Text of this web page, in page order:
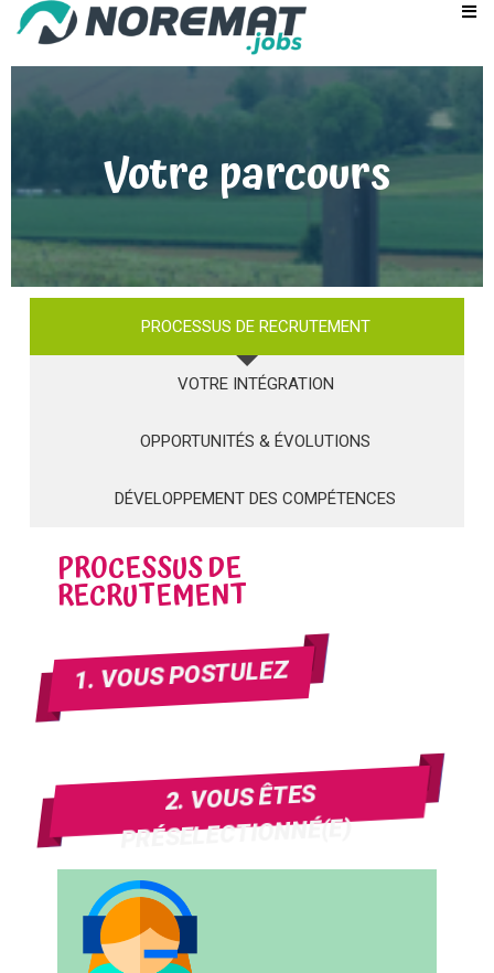
Votre parcours
PROCESSUS DE RECRUTEMENT
VOTRE INTÉGRATION
OPPORTUNITÉS & ÉVOLUTIONS
DÉVELOPPEMENT DES COMPÉTENCES
PROCESSUS DE
RECRUTEMENT
1. VOUS POSTULEZ
2. VOUS ÊTES
PRÉSELECTIONNÉ(E)